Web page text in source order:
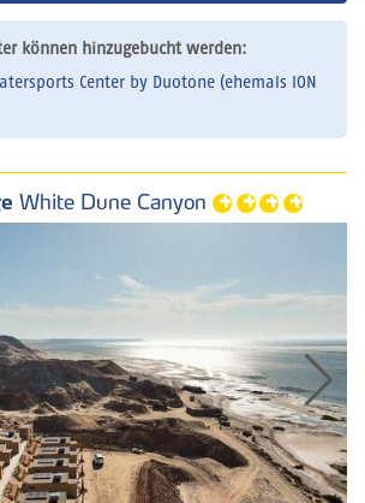
können hinzugebucht werden:
Center by Duotone (ehemals ION
White Dune Canyon